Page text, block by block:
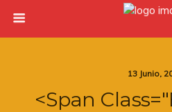
13 Junio,
<span